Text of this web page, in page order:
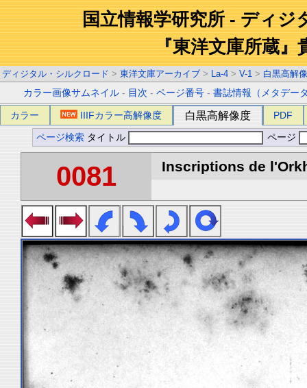
国立情報学研究所 - ディジ
『東洋文庫所蔵』
ディジタル・シルクロード > 東洋文庫アーカイブ > La-4 > V-1 > 白黒高解
カラー画像サムネイル - 目次 -ページ番号 -書誌情報（メタデー
カラー IIIFカラー高解像度 白黒高解像度 PDF
ページ検索 タイトル ページ
0081 Inscriptions de